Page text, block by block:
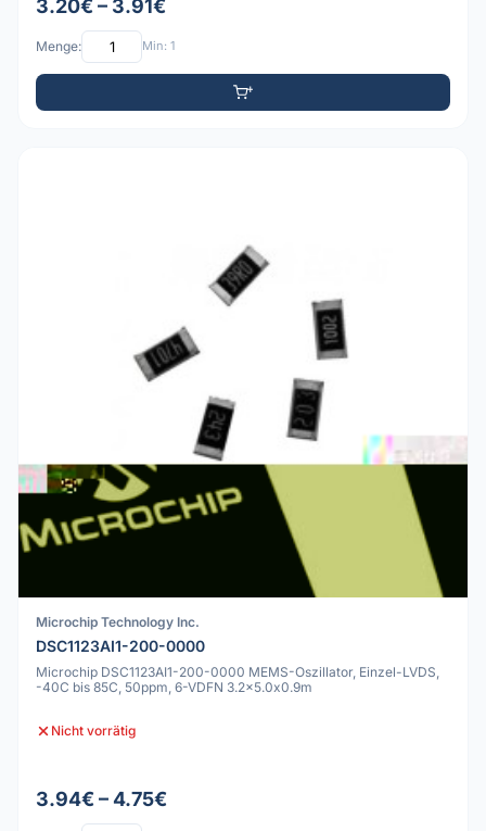
3.20€ – 3.91€
Menge: Min: 1
Microchip Technology Inc.
DSC1123AI1-200-0000
Microchip DSC1123AI1-200-0000 MEMS-Oszillator, Einzel-LVDS,
-40C bis 85C, 50ppm, 6-VDFN 3.2x5.0x0.9m
Nicht vorrätig
3.94€ – 4.75€